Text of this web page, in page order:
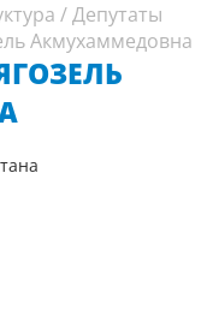
/Депутаты
Акмухаммедовна